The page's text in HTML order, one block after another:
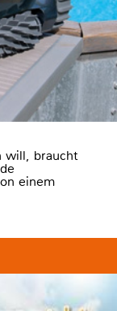
will, braucht
einem